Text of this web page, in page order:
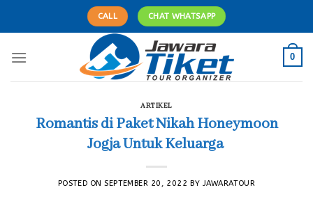
CALL CHAT WHATSAPP
0
ARTIKEL
Romantis di Paket Nikah Honeymoon
Jogja Untuk Keluarga
POSTED ONSEPTEMBER 20, 2022 BY JAWARATOUR